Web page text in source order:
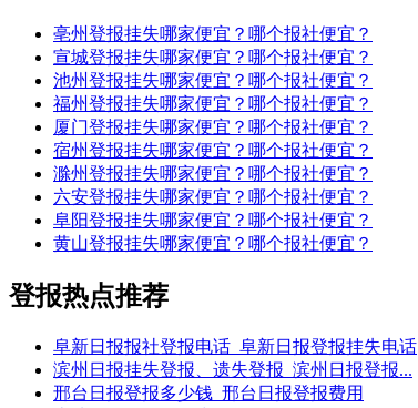
亳州登报挂失哪家便宜？哪个报社便宜？
宣城登报挂失哪家便宜？哪个报社便宜？
池州登报挂失哪家便宜？哪个报社便宜？
福州登报挂失哪家便宜？哪个报社便宜？
厦门登报挂失哪家便宜？哪个报社便宜？
宿州登报挂失哪家便宜？哪个报社便宜？
滁州登报挂失哪家便宜？哪个报社便宜？
六安登报挂失哪家便宜？哪个报社便宜？
阜阳登报挂失哪家便宜？哪个报社便宜？
黄山登报挂失哪家便宜？哪个报社便宜？
登报热点推荐
阜新日报报社登报电话_阜新日报登报挂失电话
滨州日报挂失登报、遗失登报_滨州日报登报...
邢台日报登报多少钱_邢台日报登报费用